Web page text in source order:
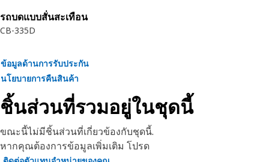
รถบดแบบสั่นสะเทือน
CB-335D
ข้อมูลด้านการรับประกัน
นโยบายการคืนสินค้า
ชิ้นส่วนที่รวมอยู่ในชุดนี้
ขณะนี้ไม่มีชิ้นส่วนที่เกี่ยวข้องกับชุดนี้.
หากคุณต้องการข้อมูลเพิ่มเติม โปรด